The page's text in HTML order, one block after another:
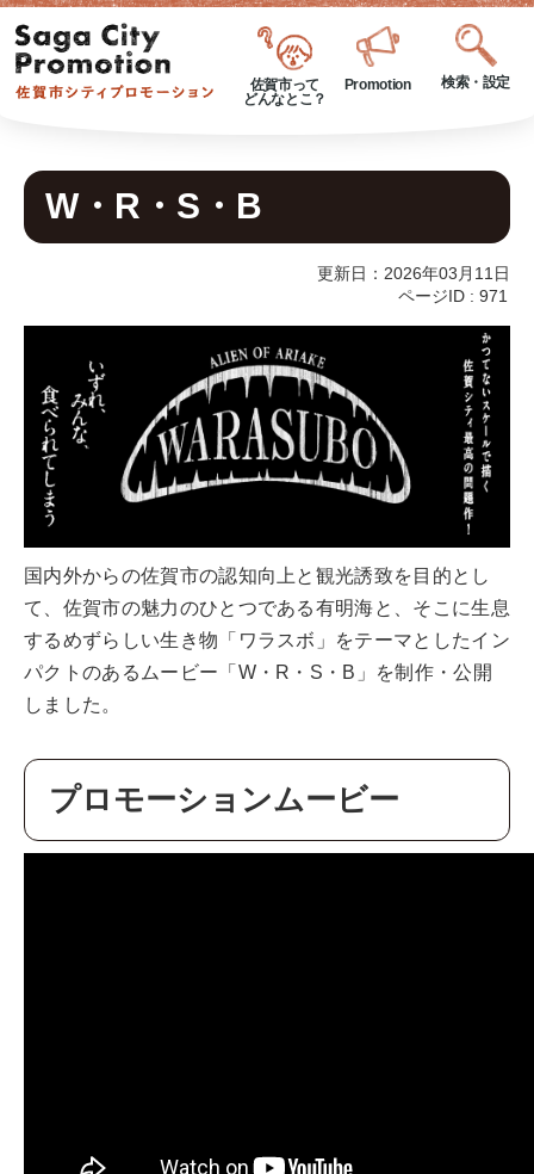
佐賀市って
どんなとこ？
Promotion 検索・設定
W・R・S・B
更新日：2026年03月11日
ページID : 971
国内外からの佐賀市の認知向上と観光誘致を目的とし
て、佐賀市の魅力のひとつである有明海と、そこに生息
するめずらしい生き物「ワラスボ」をテーマとしたイン
パクトのあるムービー「W・R・S・B」を制作・公開
しました。
プロモーションムービー